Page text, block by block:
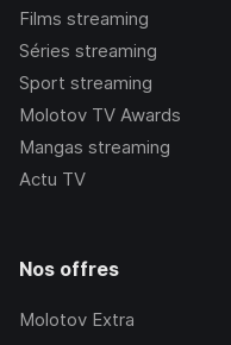
Films streaming
Séries streaming
Sport streaming
Molotov TV Awards
Mangas streaming
Actu TV
Nos offres
Molotov Extra